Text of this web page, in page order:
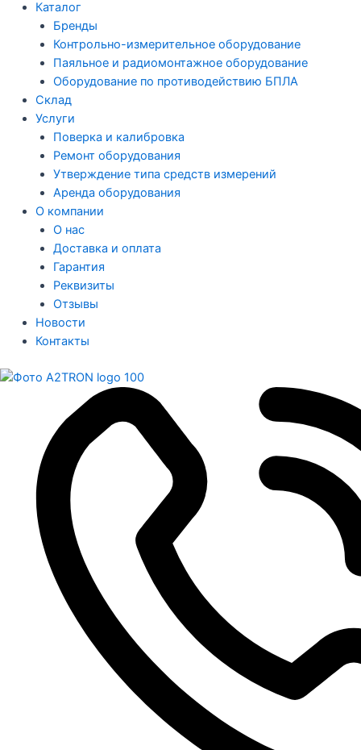
Каталог
Бренды
Контрольно-измерительное оборудование
Паяльное и радиомонтажное оборудование
Оборудование по противодействию БПЛА
Склад
Услуги
Поверка и калибровка
Ремонт оборудования
Утверждение типа средств измерений
Аренда оборудования
О компании
О нас
Доставка и оплата
Гарантия
Реквизиты
Отзывы
Новости
Контакты